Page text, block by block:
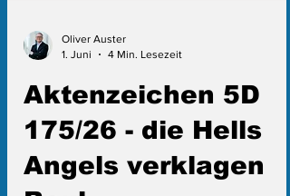
Oliver Auster
1. Juni
4 Min. Lesezeit
Aktenzeichen 5D
175/26 - die Hells